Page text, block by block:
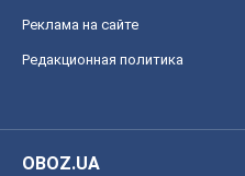
Реклама на сайте
Редакционная политика
OBOZ.UA